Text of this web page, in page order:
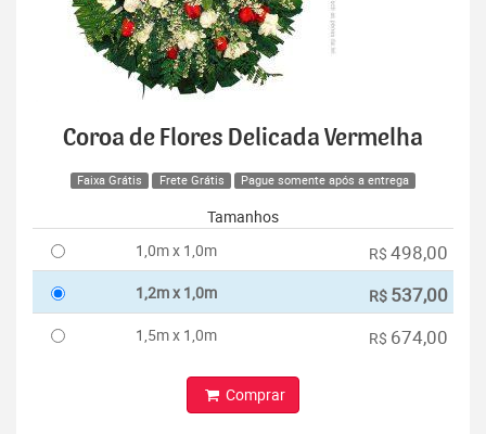
Coroa de Flores Delicada Vermelha
Faixa Grátis Frete Grátis Pague somente após a entrega
Tamanhos
1,0m x 1,0m
R$ 498,00
1,2m x 1,0m R$ 537,00
1,5m x 1,0m R$ 674,00
Comprar